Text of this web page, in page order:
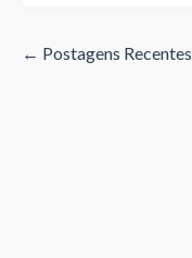
← Postagens Recentes